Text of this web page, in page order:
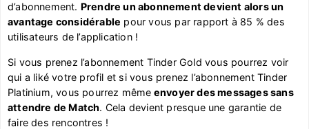
d’abonnement. Prendre un abonnement devient alors un
avantage considérable pour vous par rapport à 85 % des
utilisateurs de l’application !
Si vous prenez l’abonnement Tinder Gold vous pourrez voir
qui a liké votre profil et si vous prenez l’abonnement Tinder
Platinium, vous pourrez même envoyer des messages sans
attendre de Match. Cela devient presque une garantie de
faire des rencontres !